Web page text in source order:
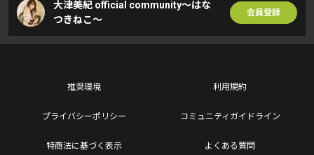
大津美紀 official community〜はな
つきねこ〜
会員登録
推奨環境 利用規約
プライバシーポリシー コミュニティガイドライン
特商法に基づく表示 よくある質問